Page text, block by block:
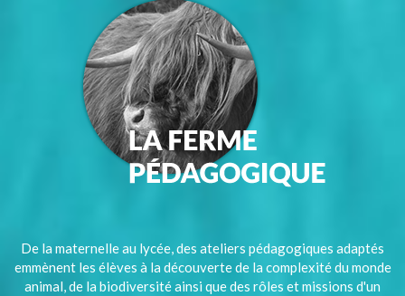
De la maternelle au lycée, des ateliers pédagogiques adaptés
emmènent les élèves à la découverte de la complexité du monde
animal, de la biodiversité ainsi que des rôles et missions d'un